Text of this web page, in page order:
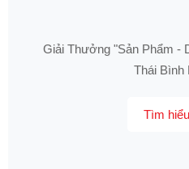
Giải Thưởng "Sản Phẩm -
Thái Bình
Tìm